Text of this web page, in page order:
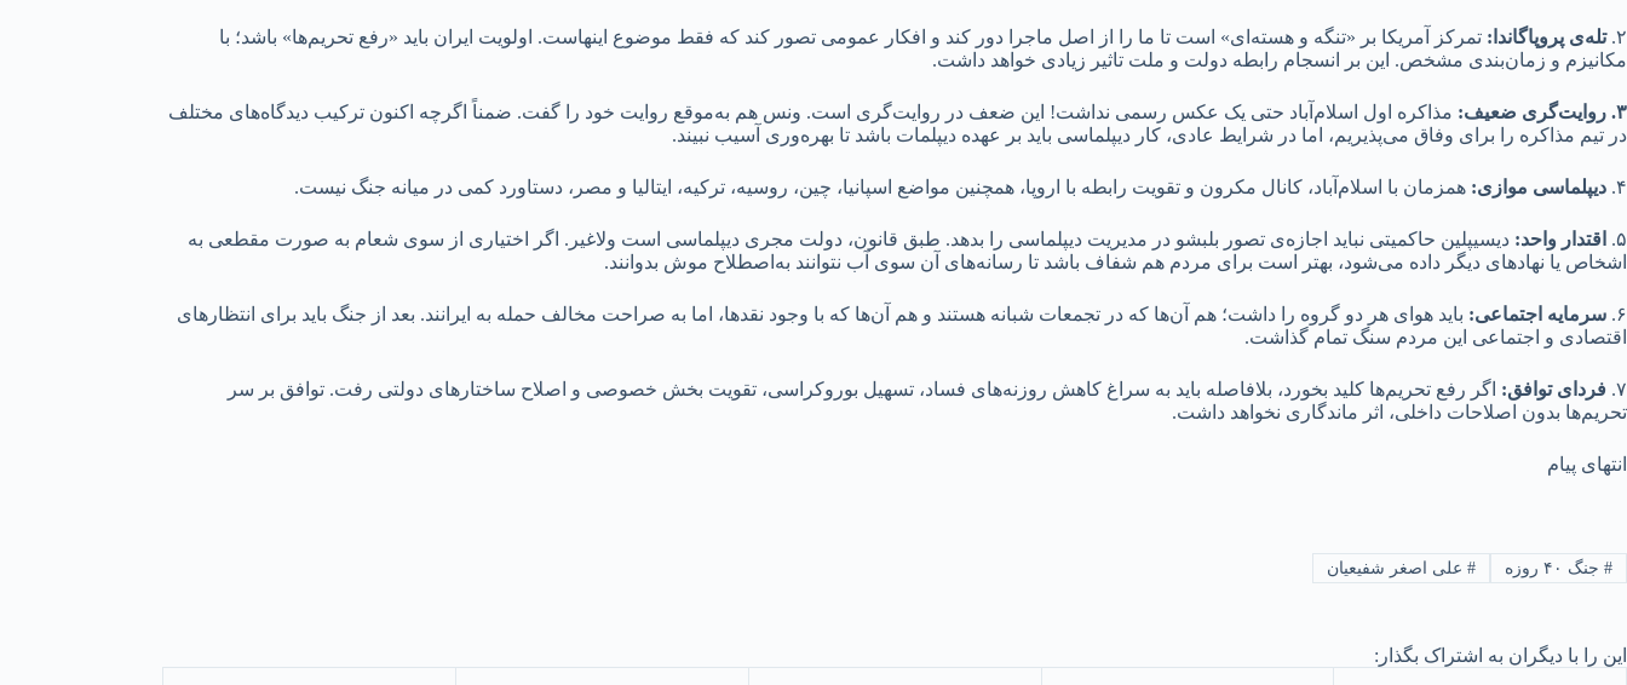
۲. تله‌ی پروپاگاندا : تمرکز آمریکا بر «تنگه و هسته‌ای» است تا ما را از اصل ماجرا دور کند و افکار عمومی تصور کند که فقط موضوع اینهاست. اولویت ایران باید «رفع تحریم‌ها» باشد؛ با
مکانیزم و زمان‌بندی مشخص. این بر انسجام رابطه دولت و ملت تاثیر زیادی خواهد داشت.
۳. روایت‌گری ضعیف : مذاکره اول اسلام‌آباد حتی یک عکس رسمی نداشت! این ضعف در روایت‌گری است. ونس هم به‌موقع روایت خود را گفت. ضمناً اگرچه اکنون ترکیب دیدگاه‌های مختلف
در تیم مذاکره را برای وفاق می‌پذیریم، اما در شرایط عادی، کار دیپلماسی باید بر عهده دیپلمات باشد تا بهره‌وری آسیب نبیند.
۴. دیپلماسی موازی: همزمان با اسلام‌آباد، کانال مکرون و تقویت رابطه با اروپا، همچنین مواضع اسپانیا، چین، روسیه، ترکیه، ایتالیا و مصر، دستاورد کمی در میانه جنگ نیست.
۵. اقتدار واحد: دیسیپلین حاکمیتی نباید اجازه‌ی تصور بلبشو در مدیریت دیپلماسی را بدهد. طبق قانون، دولت مجری دیپلماسی است ولاغیر. اگر اختیاری از سوی شعام به صورت مقطعی به
اشخاص یا نهادهای دیگر داده می‌شود، بهتر است برای مردم هم شفاف باشد تا رسانه‌های آن سوی آب نتوانند به‌اصطلاح موش بدوانند.
۶. سرمایه اجتماعی: باید هوای هر دو گروه را داشت؛ هم آن‌ها که در تجمعات شبانه هستند و هم آن‌ها که با وجود نقدها، اما به صراحت مخالف حمله به ایرانند. بعد از جنگ باید برای انتظارهای
اقتصادی و اجتماعی این مردم سنگ تمام گذاشت.
۷. فردای توافق: اگر رفع تحریم‌ها کلید بخورد، بلافاصله باید به سراغ کاهش روزنه‌های فساد، تسهیل بوروکراسی، تقویت بخش خصوصی و اصلاح ساختارهای دولتی رفت. توافق بر سر
تحریم‌ها بدون اصلاحات داخلی، اثر ماندگاری نخواهد داشت.
انتهای پیام
#جنگ ۴۰ روزه #علی اصغر شفیعیان
این را با دیگران به اشتراک بگذار: